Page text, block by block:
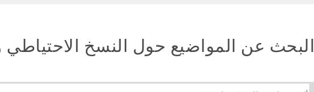
البحث عن المواضيع حول النسخ الاحتياطي